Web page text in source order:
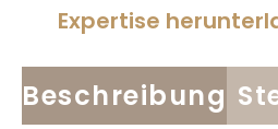
Expertise
Beschreibung